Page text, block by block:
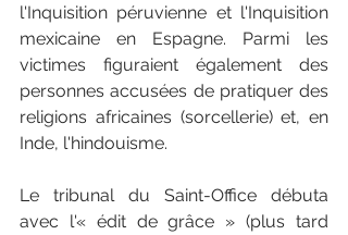
l'Inquisition péruvienne et l'Inquisition
mexicaine en Espagne. Parmi les
victimes figuraient également des
personnes accusées de pratiquer des
religions africaines (sorcellerie) et, en
Inde, l'hindouisme.
Le tribunal du Saint-Office débuta
avec l'« édit de grâce » (plus tard